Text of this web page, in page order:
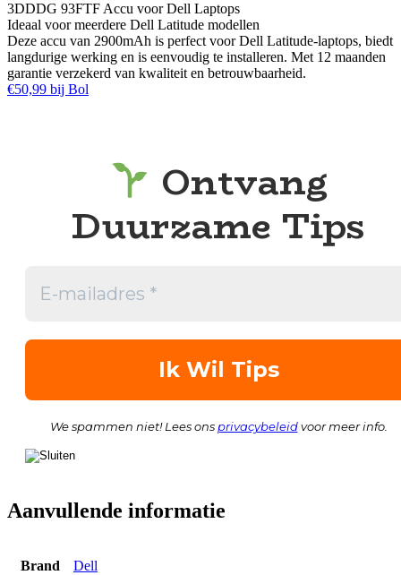
3DDDG 93FTF Accu voor Dell Laptops
Ideaal voor meerdere Dell Latitude modellen
Deze accu van 2900mAh is perfect voor Dell Latitude-laptops, biedt
langdurige werking en is eenvoudig te installeren. Met 12 maanden
garantie verzekerd van kwaliteit en betrouwbaarheid.
€50,99 bij Bol
Ontvang
Duurzame Tips
We spammen niet! Lees onsprivacybeleidvoor meer info.
Aanvullende informatie
Brand Dell